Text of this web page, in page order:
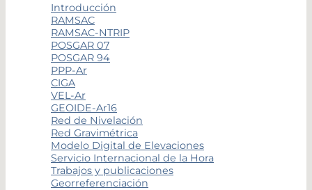
Introducción
RAMSAC
RAMSAC-NTRIP
POSGAR 07
POSGAR 94
PPP-Ar
CIGA
VEL-Ar
GEOIDE-Ar16
Red de Nivelación
Red Gravimétrica
Modelo Digital de Elevaciones
Servicio Internacional de la Hora
Trabajos y publicaciones
Georreferenciación